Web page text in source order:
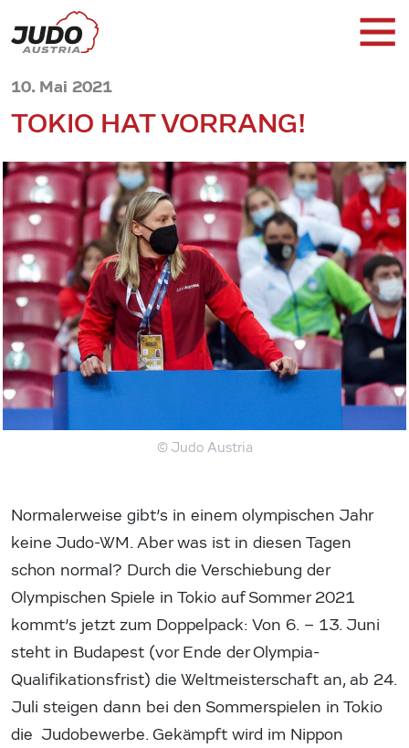
10. Mai 2021
TOKIO HAT VORRANG!
© Judo Austria
Normalerweise gibt’s in einem olympischen Jahr
keine Judo-WM. Aber was ist in diesen Tagen
schon normal? Durch die Verschiebung der
Olympischen Spiele in Tokio auf Sommer 2021
kommt’s jetzt zum Doppelpack: Von 6. – 13. Juni
steht in Budapest (vor Ende der Olympia-
Qualifikationsfrist) die Weltmeisterschaft an, ab 24.
Juli steigen dann bei den Sommerspielen in Tokio
die Judobewerbe. Gekämpft wird im Nippon